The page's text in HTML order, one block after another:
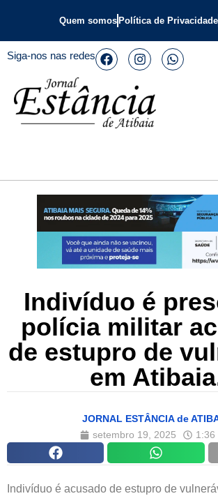
Quem somos Política de Privacidade
Siga-nos nas redes
Indivíduo é
polícia militar
de estupro de
em
JORNAL ESTÂNCIA de
setembro 19, 2025
1:36
Indivíduo é acusado de estupro de